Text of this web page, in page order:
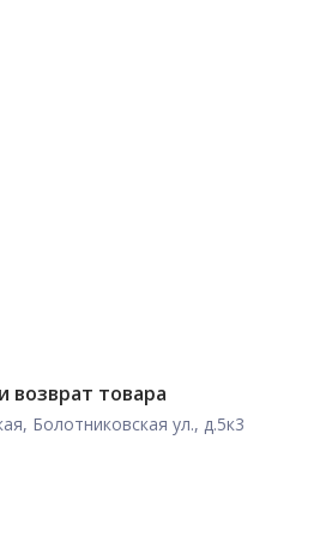
возврат товара
Болотниковская ул., д.5к3